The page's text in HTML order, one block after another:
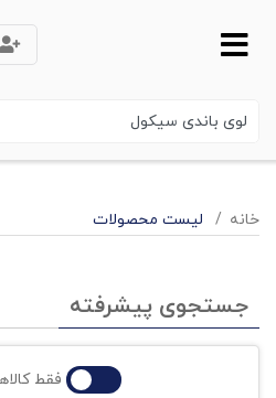
خانه لیست محصولات
جستجوی پیشرفته
فقط